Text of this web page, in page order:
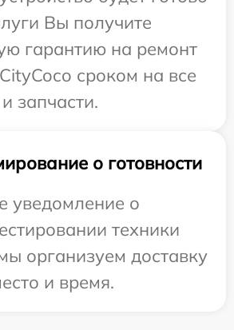
Вы получите
гарантию на ремонт
сроком на все
запчасти.
о готовности
уведомление о
техники
организуем доставку
и время.